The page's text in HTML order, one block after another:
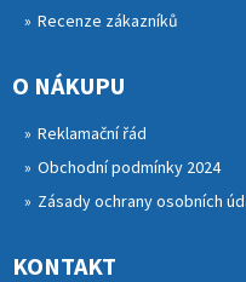
Recenze zákazníků
O NÁKUPU
Reklamační řád
Obchodní podmínky 2024
Zásady ochrany osobních
KONTAKT